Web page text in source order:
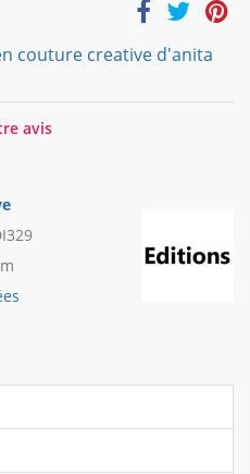
couture creative d'anita
avis